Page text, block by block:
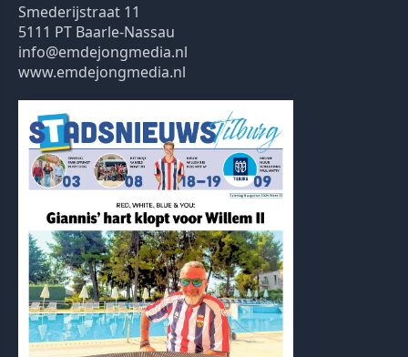
Smederijstraat 11
5111 PT Baarle-Nassau
info@emdejongmedia.nl
www.emdejongmedia.nl